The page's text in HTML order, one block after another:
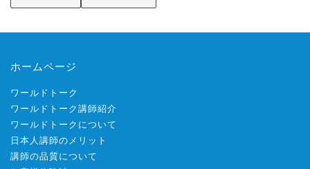
ホームページ
ワールドトーク
ワールドトーク講師紹介
ワールドトークについて
日本人講師のメリット
講師の品質について